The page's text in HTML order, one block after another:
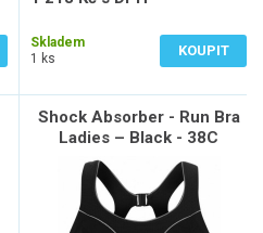
Skladem
1 ks
KOUPIT
Shock Absorber - Run Bra
Ladies – Black - 38C